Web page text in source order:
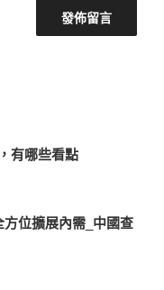
有哪些看點
位擴展內需_中國查